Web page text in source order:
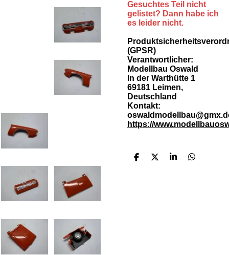
Gesuchtes Teil nicht
gelistet? Dann habe ich
es leider nicht.
(GPSR)
Verantwortlicher:
Modellbau Oswald
In der Warthütte 1
69181 Leimen,
Deutschland
Kontakt:
https://
T
T
T
T